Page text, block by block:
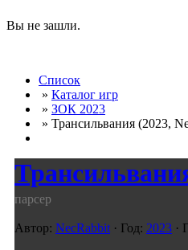
Вы не зашли.
Список
» Каталог игр
» ЗОК 2023
» Трансильвания (2023,
парсер
Автор: NecRabbit · Год: 2023 ·